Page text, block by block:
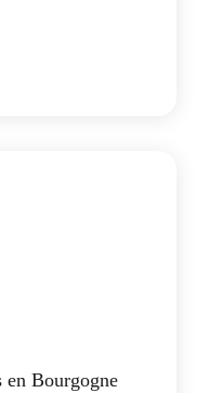
Bourgogne